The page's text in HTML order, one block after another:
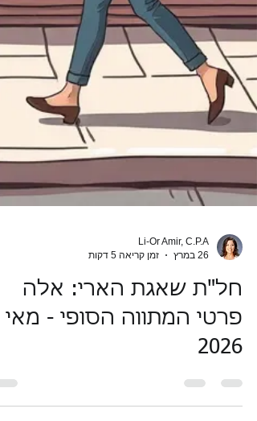
Li-Or Amir, C.P.A
חל"ת שאגת הארי: אלה